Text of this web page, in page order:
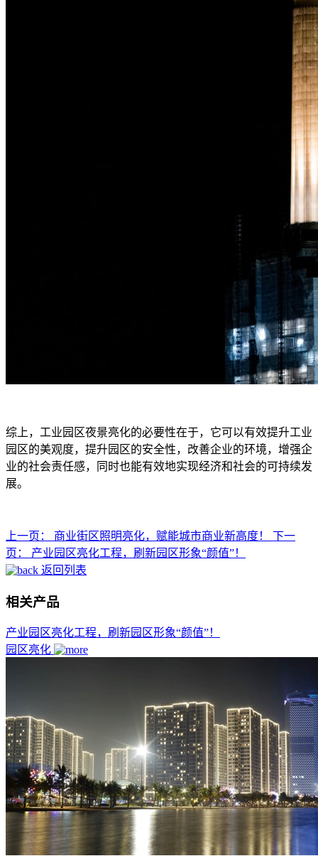
综上，工业园区夜景亮化的必要性在于，它可以有效提升工业
园区的美观度，提升园区的安全性，改善企业的环境，增强企
业的社会责任感，同时也能有效地实现经济和社会的可持续发
展。
上一页： 商业街区照明亮化，赋能城市商业新高度！
下一
页：
产业园区亮化工程，刷新园区形象“颜值”！
返回列表
相关产品
产业园区亮化工程，刷新园区形象“颜值”！
园区亮化